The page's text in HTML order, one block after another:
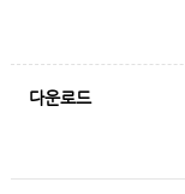
다운로드